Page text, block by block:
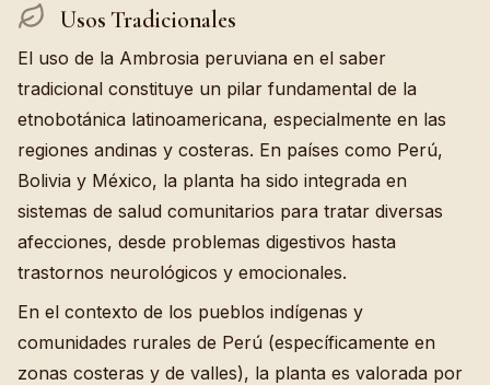
Usos Tradicionales
El uso de la Ambrosia peruviana en el saber
tradicional constituye un pilar fundamental de la
etnobotánica latinoamericana, especialmente en las
regiones andinas y costeras. En países como Perú,
Bolivia y México, la planta ha sido integrada en
sistemas de salud comunitarios para tratar diversas
afecciones, desde problemas digestivos hasta
trastornos neurológicos y emocionales.
En el contexto de los pueblos indígenas y
comunidades rurales de Perú (específicamente en
zonas costeras y de valles), la planta es valorada por